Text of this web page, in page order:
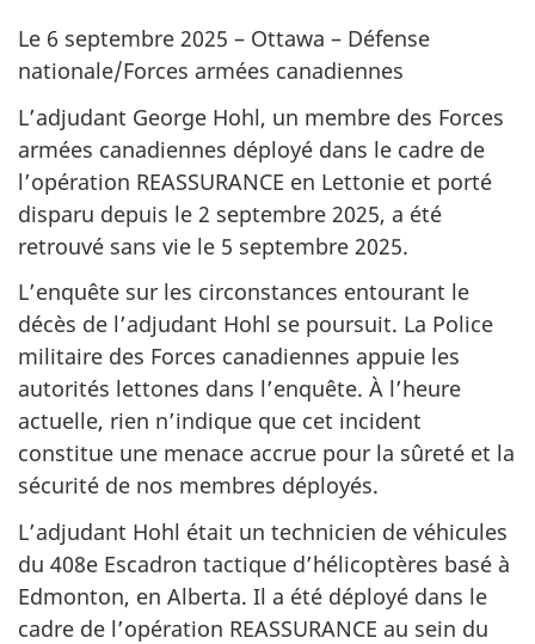
Le 6 septembre 2025 – Ottawa – Défense
nationale/Forces armées canadiennes
L’adjudant George Hohl, un membre des Forces
armées canadiennes déployé dans le cadre de
l’opération REASSURANCE en Lettonie et porté
disparu depuis le 2 septembre 2025, a été
retrouvé sans vie le 5 septembre 2025.
L’enquête sur les circonstances entourant le
décès de l’adjudant Hohl se poursuit. La Police
militaire des Forces canadiennes appuie les
autorités lettones dans l’enquête. À l’heure
actuelle, rien n’indique que cet incident
constitue une menace accrue pour la sûreté et la
sécurité de nos membres déployés.
L’adjudant Hohl était un technicien de véhicules
du 408e Escadron tactique d’hélicoptères basé à
Edmonton, en Alberta. Il a été déployé dans le
cadre de l’opération REASSURANCE au sein du